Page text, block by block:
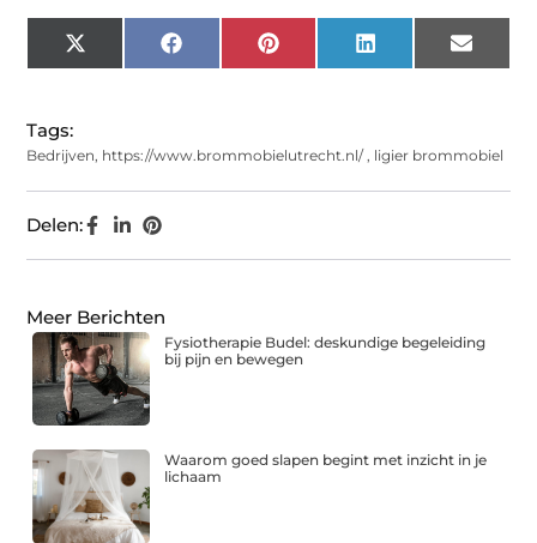
X
(Twitter)
Facebook Pinterest LinkedIn Email
Tags:
Bedrijven, https://www.brommobielutrecht.nl/, ligier brommobiel
Delen:
Meer Berichten
Fysiotherapie Budel: deskundige begeleiding
bij pijn en bewegen
Waarom goed slapen begint met inzicht in je
lichaam